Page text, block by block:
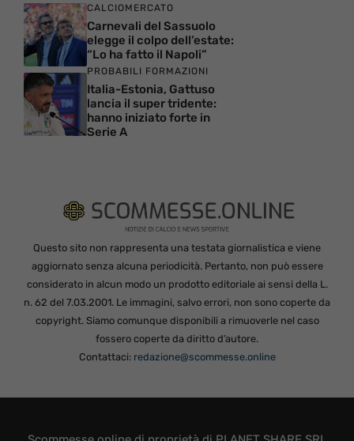
CALCIOMERCATO
Carnevali del Sassuolo
elegge il colpo dell’estate:
“Lo ha fatto il Napoli”
PROBABILI FORMAZIONI
Italia-Estonia, Gattuso
lancia il super tridente:
hanno iniziato forte in
Serie A
Questo sito non rappresenta una testata giornalistica e viene
aggiornato senza alcuna periodicità. Pertanto, non può essere
considerato in alcun modo un prodotto editoriale ai sensi della L.
n. 62 del 7.03.2001. Le immagini, salvo errori, non sono coperte da
copyright. Siamo comunque disponibili a rimuoverle nel caso
fossero coperte da diritto d’autore.
Contattaci: redazione@scommesse.online